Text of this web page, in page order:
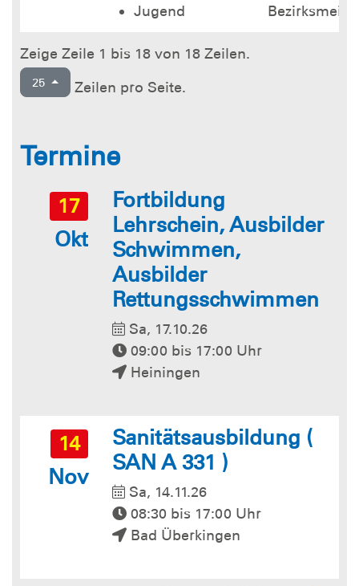
Jugend
Zeige Zeile 1 bis 18 von 18 Zeilen.
25 Zeilen pro Seite.
Termine
17
Okt
Fortbildung
Lehrschein, Ausbilder
Schwimmen,
Ausbilder
Rettungsschwimmen
Sa, 17.10.26
09:00 bis 17:00 Uhr
Heiningen
14
Nov
Sanitätsausbildung (
SAN A 331 )
Sa, 14.11.26
08:30 bis 17:00 Uhr
Bad Überkingen